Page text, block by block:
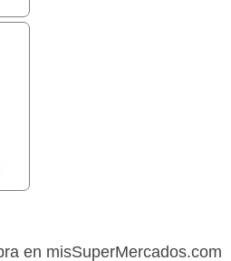
en misSuperMercados.com